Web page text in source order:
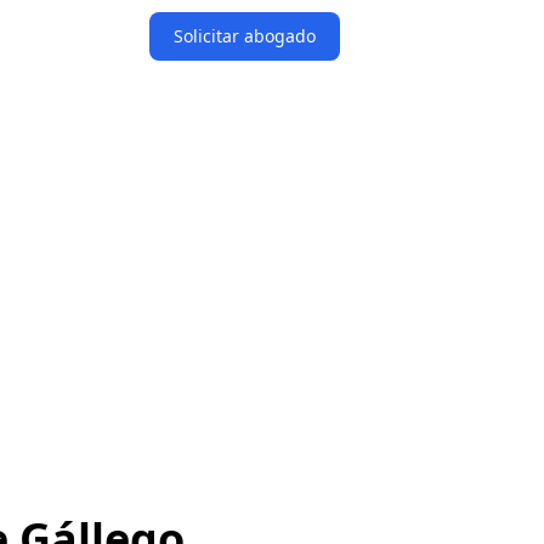
Solicitar abogado